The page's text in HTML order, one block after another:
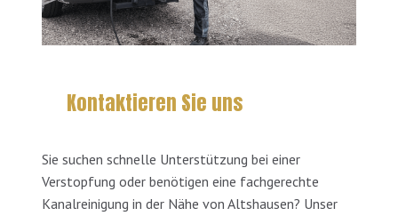
Kontaktieren Sie uns
Sie suchen schnelle Unterstützung bei einer
Verstopfung oder benötigen eine fachgerechte
Kanalreinigung in der Nähe von Altshausen? Unser